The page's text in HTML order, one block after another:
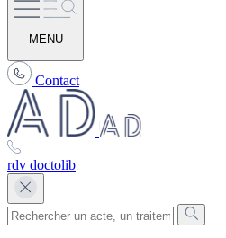
MENU
Contact
rdv doctolib